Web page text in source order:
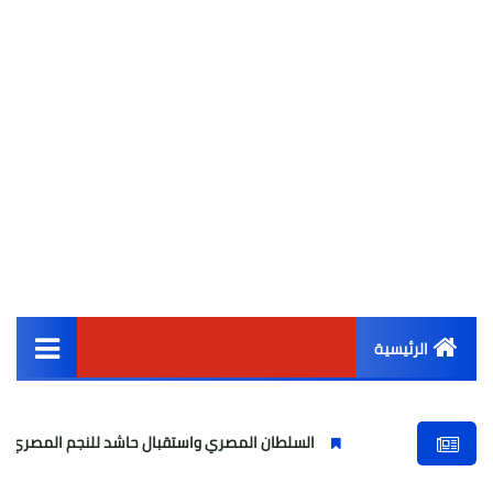
الرئيسية
أخبار مصر
السلطان المصري واستقبال حاشد للنجم المصري